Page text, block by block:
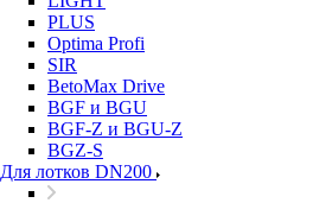
PLUS
Optima Profi
SIR
BetoMax Drive
BGF и BGU
BGF-Z и BGU-Z
BGZ-S
Для лотков DN200